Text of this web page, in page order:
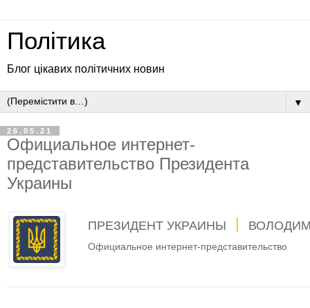
Політика
Блог цікавих політичних новин
▼
26.05.21
Официальное интернет-
представительство Президента
Украины
ПРЕЗИДЕНТ УКРАИНЫ
Официальное интернет-представительство